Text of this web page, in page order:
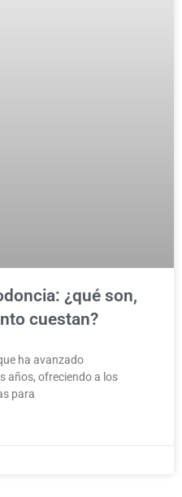
¿qué son,
cuestan?
ha avanzado
años, ofreciendo a los
para